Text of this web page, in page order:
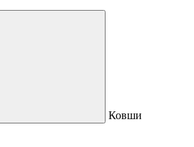
Ковши